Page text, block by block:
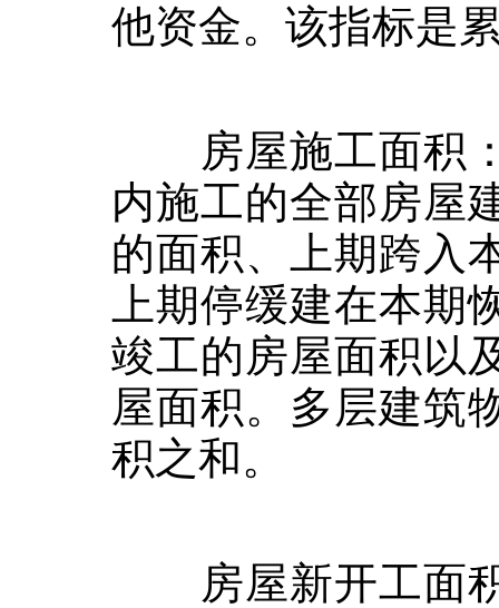
他资金。该指标是
房屋施工面积：
内施工的全部房屋
的面积、上期跨入
上期停缓建在本期
竣工的房屋面积以
屋面积。多层建筑
积之和。
房屋新开工面积